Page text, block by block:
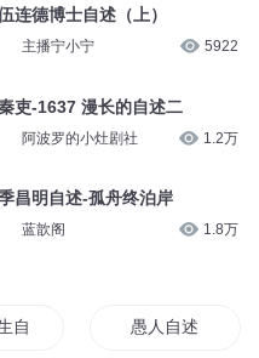
连德博士自述（上）
主播宁小宁 5922
吏-1637 漫长的自述二
阿波罗的小灶剧社 1.2万
昌明自述-孤舟终泊岸
蓝歆阁 1.8万
自述 愚人自述